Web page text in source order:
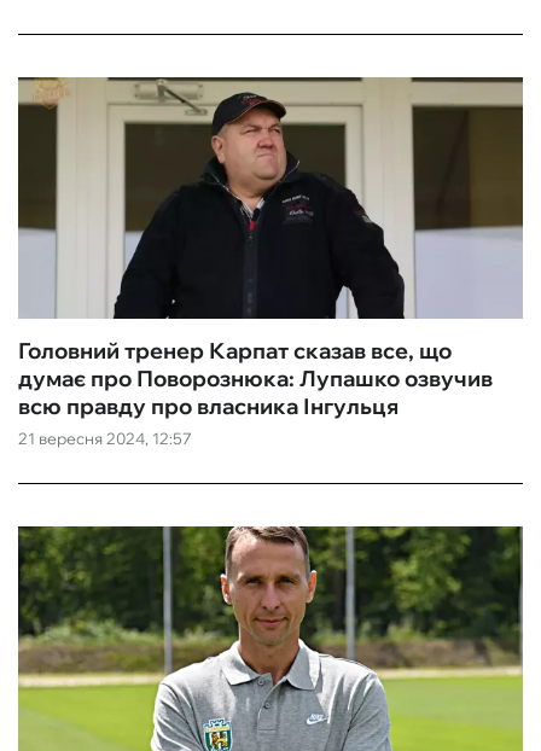
21 вересня 2024, 12:57
Головний тренер Карпат сказав все, що
думає про Поворознюка: Лупашко озвучив
всю правду про власника Інгульця